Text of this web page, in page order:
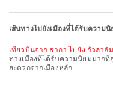
เส้นทางไปยังเมืองที่ได้รับความ
เที่ยวบินจาก ธากา ไปยัง กัวลาลั
ทางเมืองที่ได้รับความนิยมมากที่
สะดวกจากเมืองหลัก